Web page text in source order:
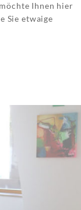
Ihnen hier
Sie etwaige